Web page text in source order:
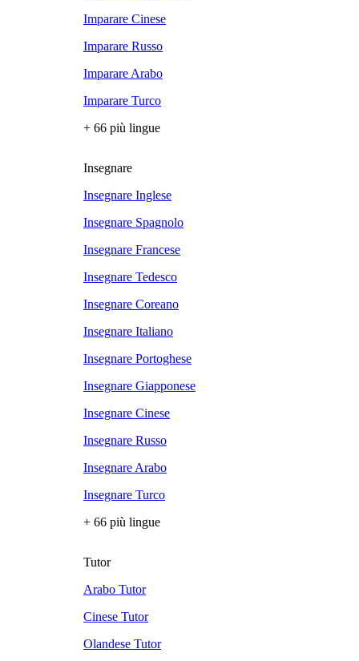
Imparare Cinese
Imparare Russo
Imparare Arabo
Imparare Turco
+ 66 più lingue
Insegnare
Insegnare Inglese
Insegnare Spagnolo
Insegnare Francese
Insegnare Tedesco
Insegnare Coreano
Insegnare Italiano
Insegnare Portoghese
Insegnare Giapponese
Insegnare Cinese
Insegnare Russo
Insegnare Arabo
Insegnare Turco
+ 66 più lingue
Tutor
Arabo Tutor
Cinese Tutor
Olandese Tutor